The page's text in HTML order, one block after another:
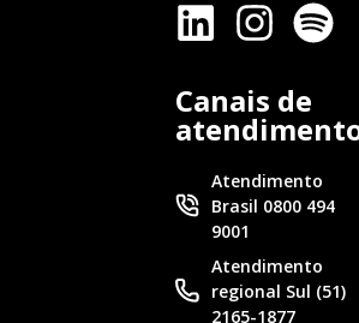
Canais de
Atendimento
Brasil 0800 494
9001
Atendimento
regional Sul (51)
2165-1877